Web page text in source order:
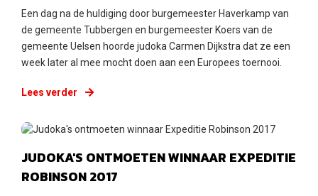
Een dag na de huldiging door burgemeester Haverkamp van
de gemeente Tubbergen en burgemeester Koers van de
gemeente Uelsen hoorde judoka Carmen Dijkstra dat ze een
week later al mee mocht doen aan een Europees toernooi.
Lees verder
Dinsdag 27 maart 2018
JUDOKA'S ONTMOETEN WINNAAR EXPEDITIE
ROBINSON 2017